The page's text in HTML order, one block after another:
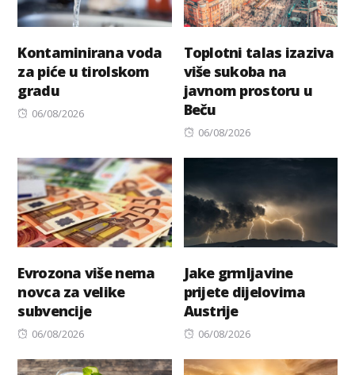
Kontaminirana voda
za piće u tirolskom
gradu
Posted
06/08/2026
Toplotni talas izaziva
više sukoba na
javnom prostoru u
Beču
Posted
06/08/2026
Evrozona više nema
novca za velike
subvencije
Posted
06/08/2026
Jake grmljavine
prijete dijelovima
Austrije
Posted
06/08/2026